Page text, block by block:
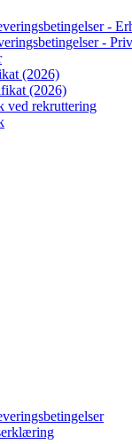
-
-
(2026)
(2026)
ved rekruttering